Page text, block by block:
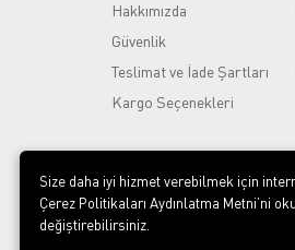
Hakkımızda
Güvenlik
Teslimat ve İade Şartları
Kargo Seçenekleri
Size daha iyi hizmet verebilmek için
Çerez Politikaları Aydınlatma Metni’ni
değiştirebilirsiniz.